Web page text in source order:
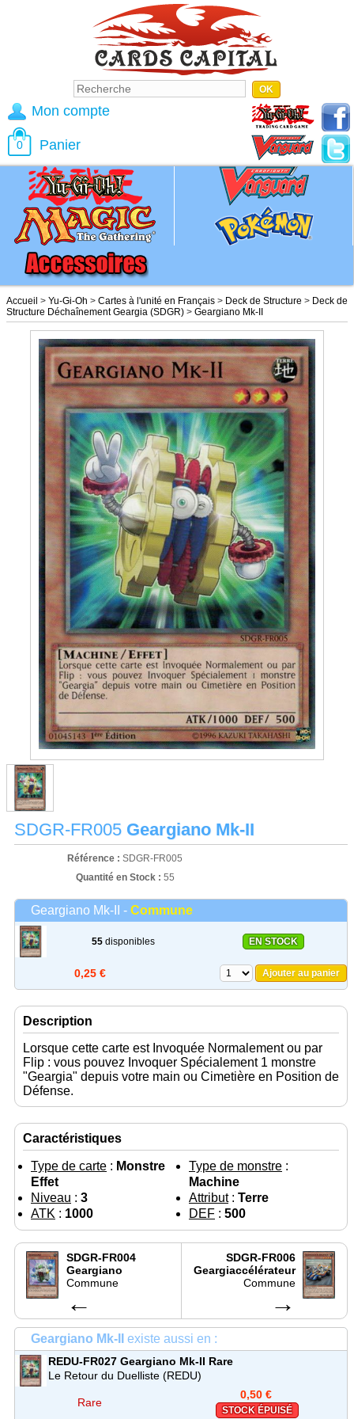
Accueil > Yu-Gi-Oh > Cartes à l'unité en Français > Deck de Structure > Deck de
Structure Déchaînement Geargia (SDGR) > Geargiano Mk-II
SDGR-FR005 Geargiano Mk-II
Référence : SDGR-FR005
Quantité en Stock : 55
Geargiano Mk-II - Commune
55disponibles EN STOCK
0,25 € Ajouter au panier
Description
Lorsque cette carte est Invoquée Normalement ou par
Flip : vous pouvez Invoquer Spécialement 1 monstre
"Geargia" depuis votre main ou Cimetière en Position de
Défense.
Caractéristiques
Type de carte : Monstre
Effet
Type de monstre :
Machine
Niveau : 3 Attribut: Terre
ATK : 1000 DEF : 500
SDGR-FR004
Geargiano
Commune
←
SDGR-FR006
Geargiaccélérateur
Commune
→
Geargiano Mk-II existe aussi en :
REDU-FR027 Geargiano Mk-II Rare
Le Retour du Duelliste (REDU)
Rare
0,50 €
STOCK ÉPUISÉ
Mon compte
0 Panier